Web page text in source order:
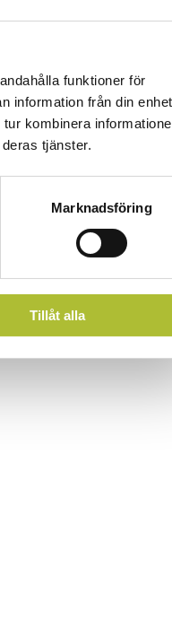
funktioner för
information från din enhet
kombinera
tjänster.
Marknadsföring
Tillåt alla